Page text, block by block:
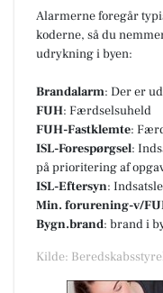
Alarmerne foregår
koderne, så du
udrykning i byen:
Brandalarm: Der er
FUH: Færdselsuheld
FUH-Fastklemte:
ISL-Forespørgsel:
på prioritering af
ISL-Eftersyn:
Min. forurening-v/
Bygn.brand: brand i
Kilde: